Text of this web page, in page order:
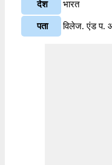
देश भारत
पता विलेज. एंड प.